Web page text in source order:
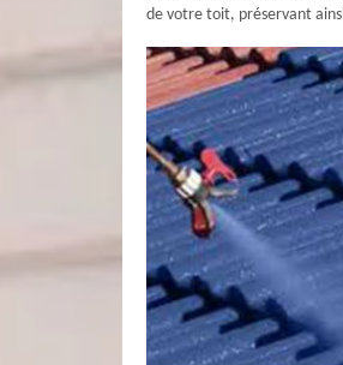
de votre toit, préservant